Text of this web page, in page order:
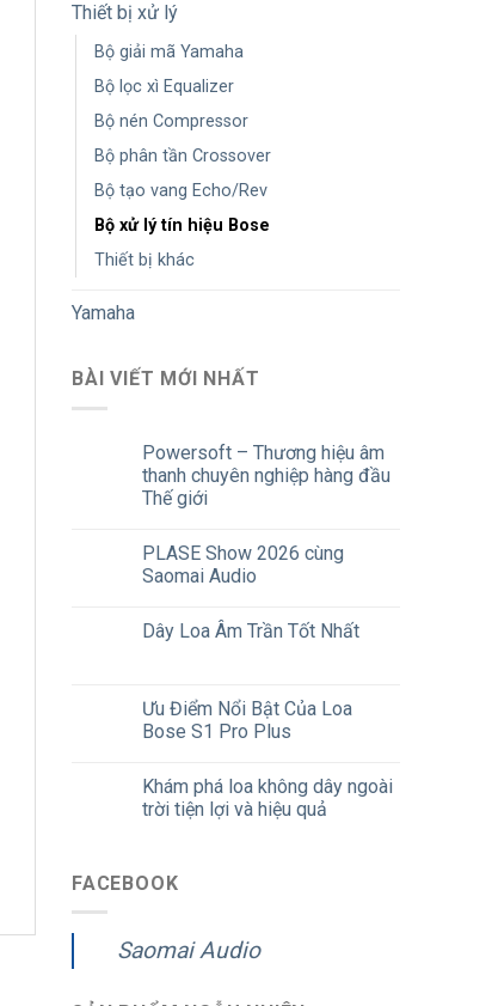
Thiết bị xử lý
Bộ giải mã Yamaha
Bộ lọc xì Equalizer
Bộ nén Compressor
Bộ phân tần Crossover
Bộ tạo vang Echo/Rev
Bộ xử lý tín hiệu Bose
Thiết bị khác
Yamaha
BÀI VIẾT MỚI NHẤT
Powersoft – Thương hiệu âm
thanh chuyên nghiệp hàng đầu
Thế giới
PLASE Show 2026 cùng
Saomai Audio
Dây Loa Âm Trần Tốt Nhất
Ưu Điểm Nổi Bật Của Loa
Bose S1 Pro Plus
Khám phá loa không dây ngoài
trời tiện lợi và hiệu quả
FACEBOOK
Saomai Audio